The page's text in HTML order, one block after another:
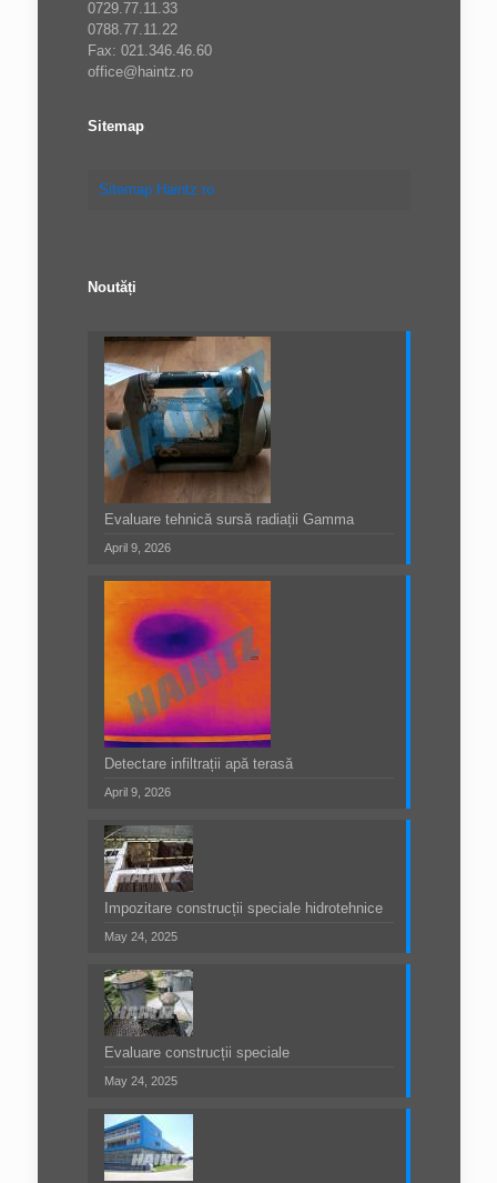
0729.77.11.33
0788.77.11.22
Fax: 021.346.46.60
office@haintz.ro
Sitemap
Sitemap Haintz.ro
Noutăți
Evaluare tehnică sursă radiații Gamma
April 9, 2026
Detectare infiltrații apă terasă
April 9, 2026
Impozitare construcții speciale hidrotehnice
May 24, 2025
Evaluare construcții speciale
May 24, 2025